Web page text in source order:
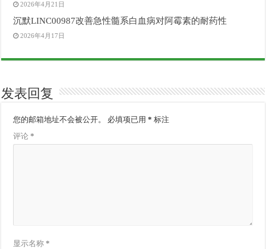
2026年4月21日
沉默LINC00987改善急性髓系白血病对阿霉素的耐药性
2026年4月17日
发表回复
您的邮箱地址不会被公开。 必填项已用* 标注
评论*
显示名称*